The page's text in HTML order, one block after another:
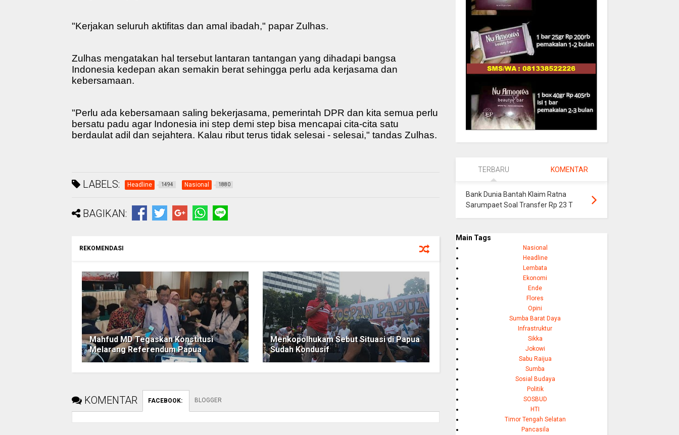
"Kerjakan seluruh aktifitas dan amal ibadah," papar Zulhas.
Zulhas mengatakan hal tersebut lantaran tantangan yang dihadapi bangsa
Indonesia kedepan akan semakin berat sehingga perlu ada kerjasama dan
kebersamaan.
"Perlu ada kebersamaan saling bekerjasama, pemerintah DPR dan kita semua perlu
bersatu padu agar Indonesia ini step demi step bisa mencapai cita-cita satu
berdaulat adil dan sejahtera. Kalau ribut terus tidak selesai - selesai," tandas Zulhas.
LABELS: Headline 1494 Nasional 1880
BAGIKAN:
REKOMENDASI
Mahfud MD Tegaskan Konstitusi
Melarang Referendum Papua
Menkopolhukam Sebut Situasi di Papua
Sudah Kondusif
KOMENTAR FACEBOOK: BLOGGER
TERBARU KOMENTAR
Bank Dunia Bantah Klaim Ratna
Sarumpaet Soal Transfer Rp 23 T
Main Tags
Nasional
Headline
Lembata
Ekonomi
Ende
Flores
Opini
Sumba Barat Daya
Infrastruktur
Sikka
Jokowi
Sabu Raijua
Sumba
Sosial Budaya
Politik
SOSBUD
HTI
Timor Tengah Selatan
Pancasila